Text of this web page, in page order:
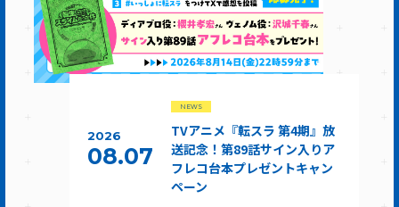
2026
08.07
NEWS
TVアニメ『転スラ 第4期』放
送記念！第89話サイン入りア
フレコ台本プレゼントキャン
ペーン